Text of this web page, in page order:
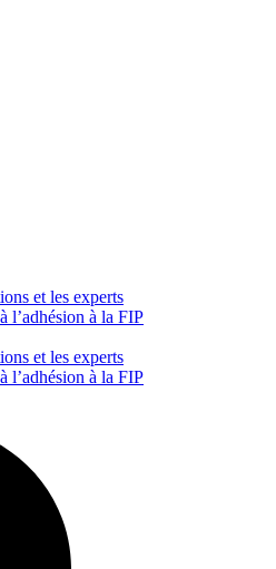
et les experts
l’adhésion à la FIP
et les experts
l’adhésion à la FIP